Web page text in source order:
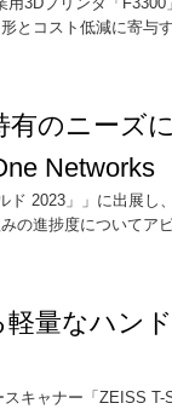
とコスト低減に寄与
のニーズ
Networks
2023」」に出展し
の進捗度についてア
量なハン
キャナー「ZEISS